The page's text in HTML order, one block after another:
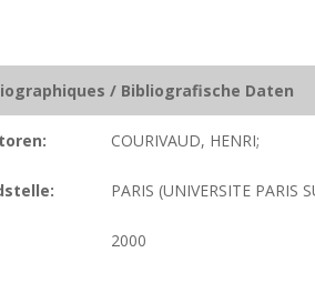
/ Bibliografische Daten
COURIVAUD, HENRI;
PARIS (UNIVERSITE PARIS
2000